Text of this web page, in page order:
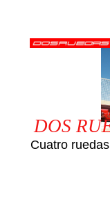
DOS
Cuatro